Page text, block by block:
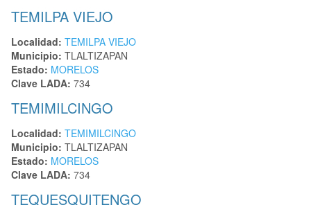
TEMILPA VIEJO
Localidad: TEMILPA VIEJO
Municipio: TLALTIZAPAN
Estado: MORELOS
Clave LADA: 734
TEMIMILCINGO
Localidad: TEMIMILCINGO
Municipio: TLALTIZAPAN
Estado: MORELOS
Clave LADA: 734
TEQUESQUITENGO